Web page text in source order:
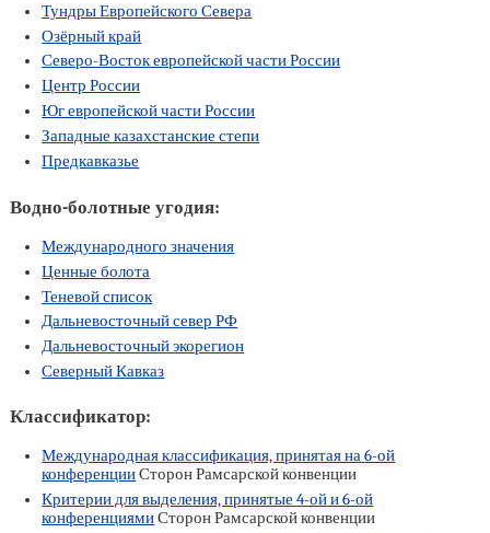
Тундры Европейского Севера
Озёрный край
Северо-Восток европейской части России
Центр России
Юг европейской части России
Западные казахстанские степи
Предкавказье
Водно-болотные угодия:
Международного значения
Ценные болота
Теневой список
Дальневосточный север РФ
Дальневосточный экорегион
Северный Кавказ
Классификатор:
Международная классификация, принятая на6-ой
конференцииСторон Рамсарской конвенции
Критерии для выделения, принятые4-ойи6-ой
конференциямиСторон Рамсарской конвенции